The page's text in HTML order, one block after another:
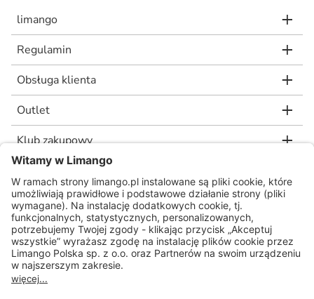
limango
Regulamin
Obsługa klienta
Outlet
Klub zakupowy